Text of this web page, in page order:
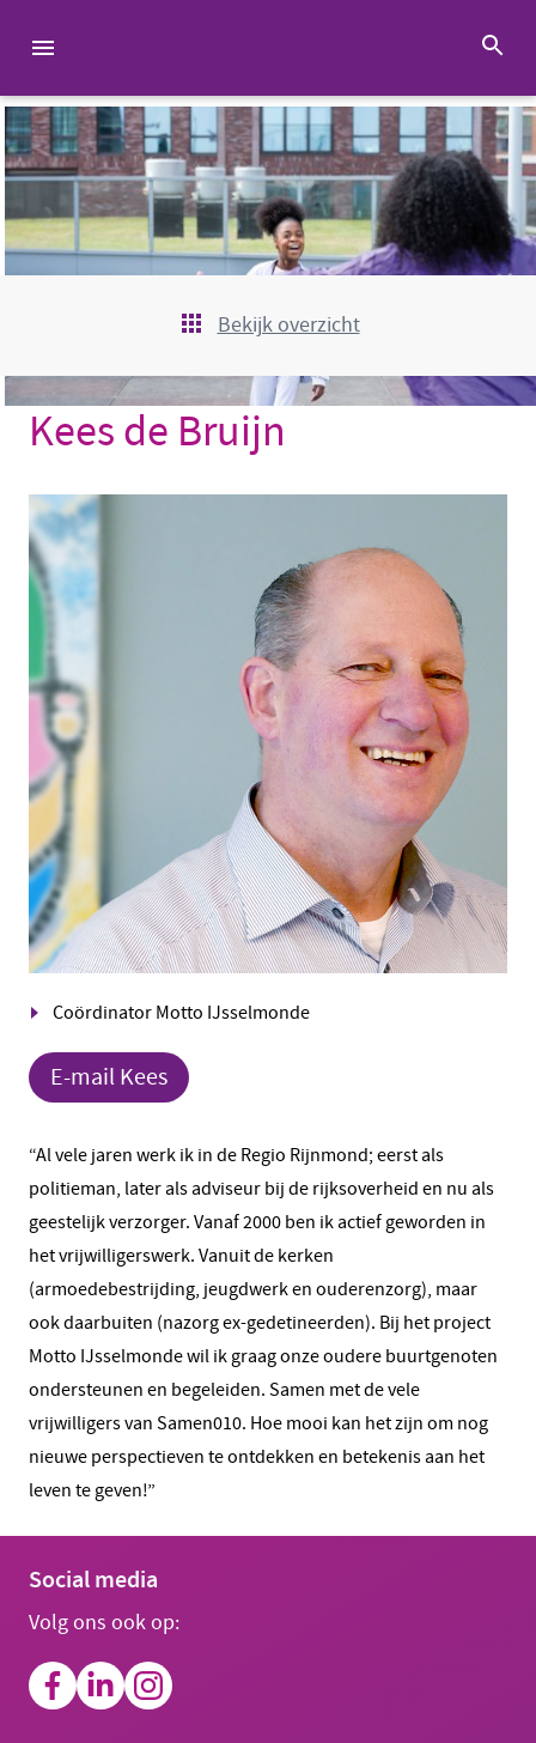
Bekijk overzicht
Kees de Bruijn
“Al vele jaren werk ik in de Regio Rijnmond; eerst als
politieman, later als adviseur bij de rijksoverheid en nu als
geestelijk verzorger. Vanaf 2000 ben ik actief geworden in
het vrijwilligerswerk. Vanuit de kerken
(armoedebestrijding, jeugdwerk en ouderenzorg), maar
ook daarbuiten (nazorg ex-gedetineerden). Bij het project
Motto IJsselmonde wil ik graag onze oudere buurtgenoten
ondersteunen en begeleiden. Samen met de vele
vrijwilligers van Samen010. Hoe mooi kan het zijn om nog
nieuwe perspectieven te ontdekken en betekenis aan het
leven te geven!”
Coördinator Motto IJsselmonde
E-mail Kees
Social media
Volg ons ook op: